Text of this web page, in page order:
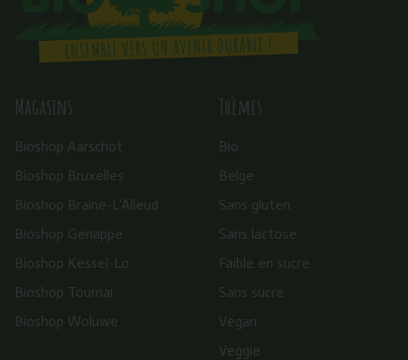
Magasins
Bioshop Aarschot
Bioshop Bruxelles
Bioshop Braine-L’Alleud
Bioshop Genappe
Bioshop Kessel-Lo
Bioshop Tournai
Bioshop Woluwe
Thèmes
Bio
Belge
Sans gluten
Sans lactose
Faible en sucre
Sans sucre
Vegan
Veggie